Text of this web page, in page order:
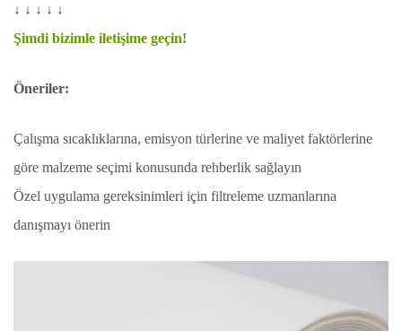
↓ ↓ ↓ ↓ ↓
Şimdi bizimle iletişime geçin!
Öneriler:
Çalışma sıcaklıklarına, emisyon türlerine ve maliyet faktörlerine
göre malzeme seçimi konusunda rehberlik sağlayın
Özel uygulama gereksinimleri için filtreleme uzmanlarına
danışmayı önerin